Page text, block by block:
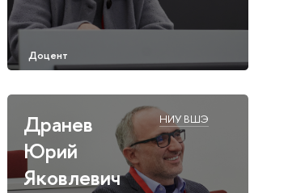
Дранев
Юрий
Яковлевич
НИУ ВШЭ